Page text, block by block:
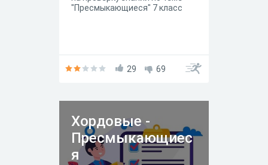
"Пресмыкающиеся" 7 класс
29 69
Хордовые -
Пресмыкающиес
я